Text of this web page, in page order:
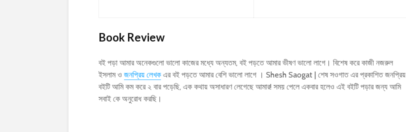
Book Review
বই পড়া আমার অনেকগুলো ভালো কাজের মধ্যে অন্যতম, বই পড়তে আমার ভীষণ ভালো লাগে। বিশেষ করে কাজী নজরুল
ইসলাম ও জনপ্রিয় লেখক এর বই পড়তে আমার বেশি ভালো লাগে । Shesh Saogat | শেষ সওগাত এর প্রকাশিত জনপ্রিয়
বইটি আমি কম করে ২ বার পড়েছি, এক কথায় অসাধারণ লেগেছে আমার! সময় পেলে একবার হলেও এই বইটি পড়ার জন্য আমি
সবাই কে অনুরোধ করছি।